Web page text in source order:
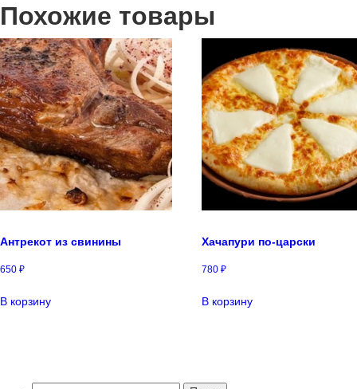
Похожие товары
Антрекот из свинины
650 ₽
В корзину
Хачапури по-царски
780₽
В корзину